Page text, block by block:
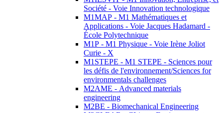
Société - Voie Innovation technologique
M1MAP - M1 Mathématiques et
Applications - Voie Jacques Hadamard -
École Polytechnique
M1P - M1 Physique - Voie Irène Joliot
Curie - X
M1STEPE - M1 STEPE - Sciences pour
les défis de l'environnement/Sciences for
environmentals challenges
M2AME - Advanced materials
engineering
M2BE - Biomechanical Engineering